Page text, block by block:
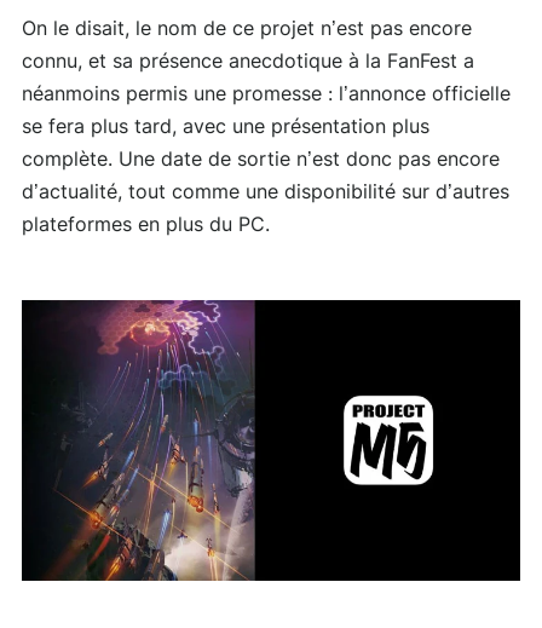
On le disait, le nom de ce projet n’est pas encore
connu, et sa présence anecdotique à la FanFest a
néanmoins permis une promesse : l’annonce officielle
se fera plus tard, avec une présentation plus
complète. Une date de sortie n’est donc pas encore
d’actualité, tout comme une disponibilité sur d’autres
plateformes en plus du PC.